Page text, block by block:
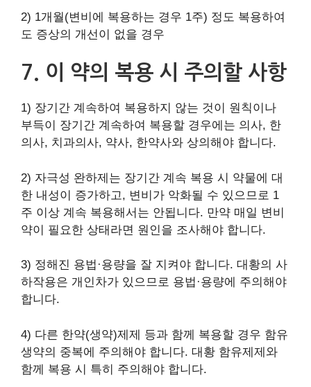
2) 1개월(변비에 복용하는 경우 1주) 정도 복용하여
도 증상의 개선이 없을 경우
7. 이 약의 복용 시 주의할 사항
1) 장기간 계속하여 복용하지 않는 것이 원칙이나
부득이 장기간 계속하여 복용할 경우에는 의사, 한
의사, 치과의사, 약사, 한약사와 상의해야 합니다.
2) 자극성 완하제는 장기간 계속 복용 시 약물에 대
한 내성이 증가하고, 변비가 악화될 수 있으므로 1
주 이상 계속 복용해서는 안됩니다. 만약 매일 변비
약이 필요한 상태라면 원인을 조사해야 합니다.
3) 정해진 용법·용량을 잘 지켜야 합니다. 대황의 사
하작용은 개인차가 있으므로 용법·용량에 주의해야
합니다.
4) 다른 한약(생약)제제 등과 함께 복용할 경우 함유
생약의 중복에 주의해야 합니다. 대황 함유제제와
함께 복용 시 특히 주의해야 합니다.